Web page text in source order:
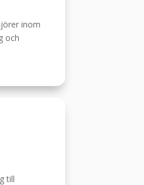
inom
och
till